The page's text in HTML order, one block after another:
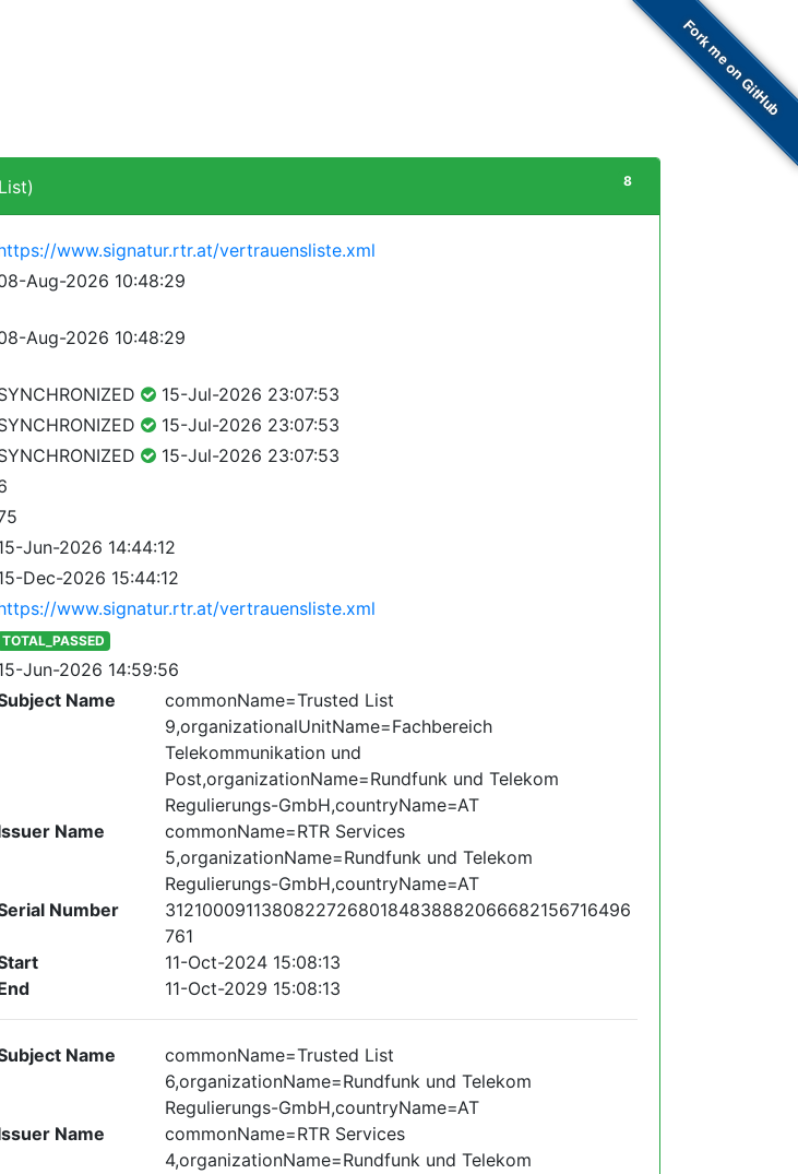
Fork me on GitHub
8
www.signatur.rtr.at/vertrauensliste.xml
Aug-2026 10:48:29
Aug-2026 10:48:29
15-Jul-2026 23:07:53
15-Jul-2026 23:07:53
15-Jul-2026 23:07:53
Jun-2026 14:44:12
Dec-2026 15:44:12
www.signatur.rtr.at/vertrauensliste.xml
TOTAL_PASSED
Jun-2026 14:59:56
Name
commonName=Trusted List
9,organizationalUnitName=Fachbereich
Telekommunikation und
Post,organizationName=Rundfunk und Telekom
Regulierungs-GmbH,countryName=AT
Name
commonName=RTR Services
5,organizationName=Rundfunk und Telekom
Regulierungs-GmbH,countryName=AT
Number
312100091138082272680184838882066682156716496
761
11-Oct-2024 15:08:13
11-Oct-2029 15:08:13
Name
commonName=Trusted List
6,organizationName=Rundfunk und Telekom
Regulierungs-GmbH,countryName=AT
Name
commonName=RTR Services
4,organizationName=Rundfunk und Telekom